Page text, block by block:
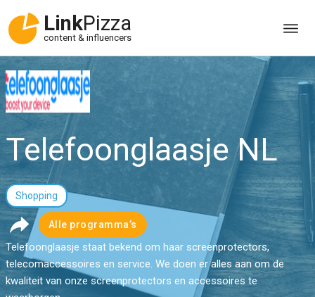
LinkPizza
content & influencers
Telefoonglaasje NL
Shopping
Alle programma’s
Telefoonglaasje staat bekend om haar screenprotectors,
telecomaccessoires en service. We doen er alles aan om de
kwaliteit van onze screenprotectors en accessoires te